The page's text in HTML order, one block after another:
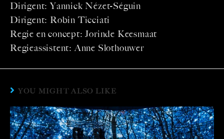
Dirigent: Yannick Nézet-Séguin
Dirigent: Robin Ticciati
Regie en concept: Jorinde Keesmaat
Regieassistent: Anne Slothouwer
YOU MIGHT ALSO LIKE